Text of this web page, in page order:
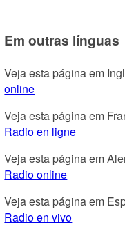
Em outras línguas
Veja esta página em
online
Veja esta página em
Radio en ligne
Veja esta página em
Radio online
Veja esta página em
Radio en vivo